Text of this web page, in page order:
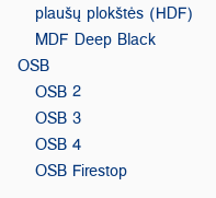
plaušų plokštės (HDF)
MDF Deep Black
OSB
OSB 2
OSB 3
OSB 4
OSB Firestop